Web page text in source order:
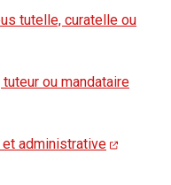
tutelle, curatelle ou
ou mandataire
et administrative